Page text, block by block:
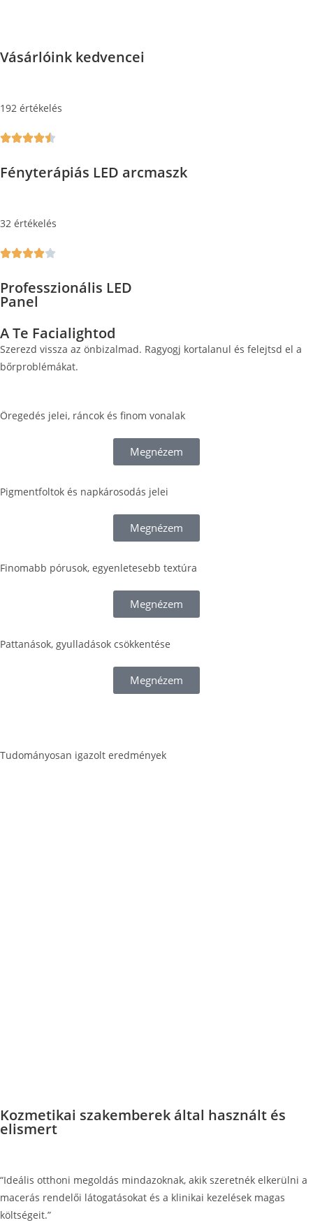
Vásárlóink kedvencei
192 értékelés
Fényterápiás LED arcmaszk
32 értékelés
Professzionális LED
Panel
A Te Facialightod
Szerezd vissza az önbizalmad. Ragyogj kortalanul és felejtsd el a
bőrproblémákat.
Öregedés jelei, ráncok és finom vonalak
Megnézem
Pigmentfoltok és napkárosodás jelei
Megnézem
Finomabb pórusok, egyenletesebb textúra
Megnézem
Pattanások, gyulladások csökkentése
Megnézem
Tudományosan igazolt eredmények
Kozmetikai szakemberek által használt és
elismert
“Ideális otthoni megoldás mindazoknak, akik szeretnék elkerülni a
macerás rendelői látogatásokat és a klinikai kezelések magas
költségeit.”